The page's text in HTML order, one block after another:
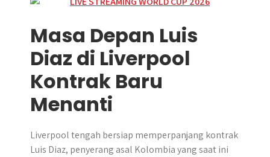
Masa Depan Luis
Diaz di Liverpool
Kontrak Baru
Menanti
Liverpool tengah bersiap memperpanjang kontrak
Luis Diaz, penyerang asal Kolombia yang saat ini